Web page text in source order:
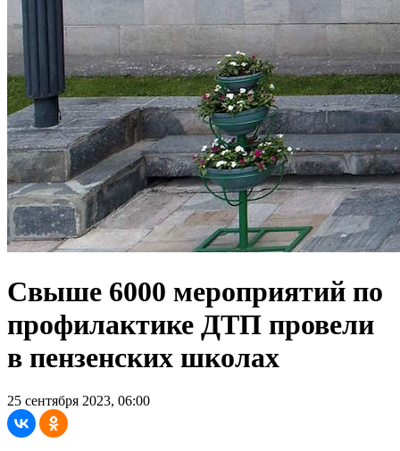
Свыше 6000 мероприятий по
профилактике ДТП провели
в пензенских школах
25 сентября 2023, 06:00